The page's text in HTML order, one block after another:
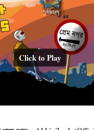
Click to Play